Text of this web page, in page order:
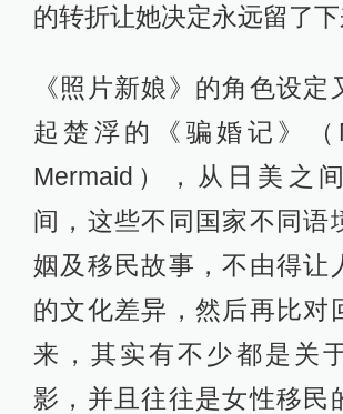
的转折让她决定永远留了下
《照片新娘》的角色设定
起楚浮的《骗婚记》（
Mermaid），从日美之
间，这些不同国家不同语
姻及移民故事，不由得让
的文化差异，然后再比对
来，其实有不少都是关
影，并且往往是女性移民